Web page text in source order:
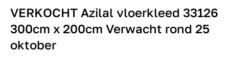
VERKOCHT Azilal vloerkleed 33126
300cm x 200cm Verwacht rond 25
oktober